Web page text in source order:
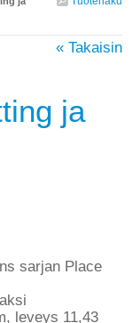
« Takaisin
ja
sarjan Place
leveys 11,43